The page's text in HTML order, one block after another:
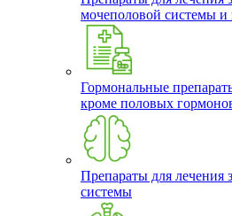
мочеполовой системы
Гормональные
кроме половых
Препараты для лечения
системы